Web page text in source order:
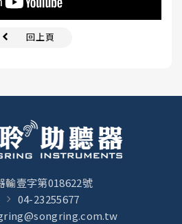
回上頁
輸壹字第018622號
04-23255677